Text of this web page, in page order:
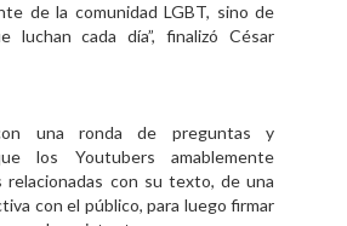
de la comunidad LGBT, sino de
luchan cada día”, finalizó César
una ronda de preguntas y
los Youtubers amablemente
relacionadas con su texto, de una
con el público, para luego firmar